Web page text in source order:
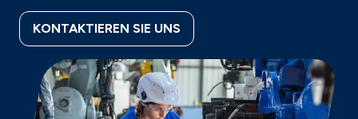
KONTAKTIEREN SIE UNS